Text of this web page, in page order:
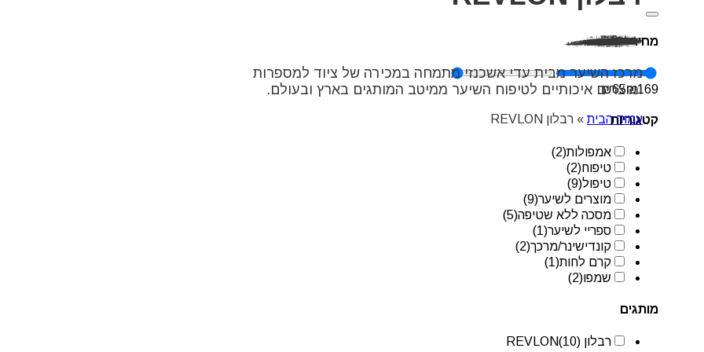
מרכז השיער מבית עדי אשכנזי מתמחה במכירה של ציוד למספרות
ומוצרים איכותיים לטיפוח השיער ממיטב המותגים בארץ ובעולם.
עמוד הבית » רבלון REVLON
מחיר
₪65₪169
קטגוריות
אמפולות(2)
טיפוח(2)
טיפול(9)
מוצרים לשיער(9)
מסכה ללא שטיפה(5)
ספריי לשיער(1)
קונדישינר/מרכך(2)
קרם לחות(1)
שמפו(2)
מותגים
רבלון REVLON (10)